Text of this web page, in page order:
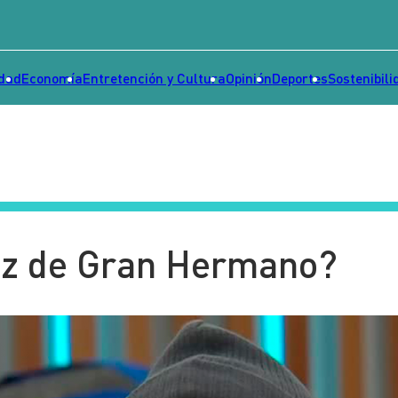
EconomíaEntretención y CulturaOpiniónDeportes
de Gran Hermano?